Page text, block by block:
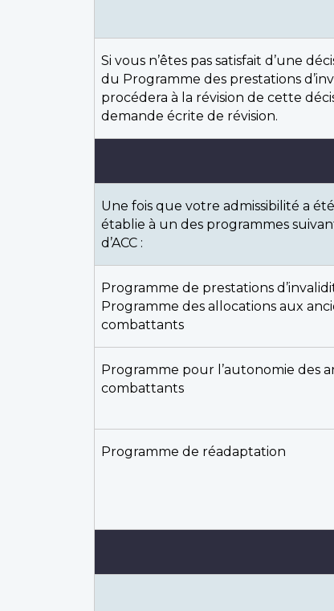
Si vous n’êtes pas satisfait d’une
du Programme des prestations
procédera à la révision de cette
demande écrite de révision.
Une fois que votre admissibilité a été
établie à un des programmes
d’ACC :
Programme de prestations
Programme des allocations aux
combattants
Programme pour l’autonomie des
combattants
Programme de réadaptation